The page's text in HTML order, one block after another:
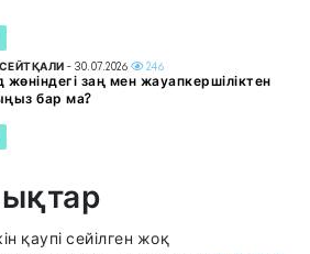
- 30.07.2026 246
жөніндегі заң мен жауапкершіліктен
бар ма?
қаупі сейілген жоқ